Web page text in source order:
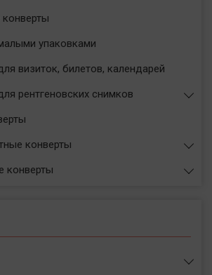
упаковками
визиток, билетов, календарей
рентгеновских снимков
конверты
конверты